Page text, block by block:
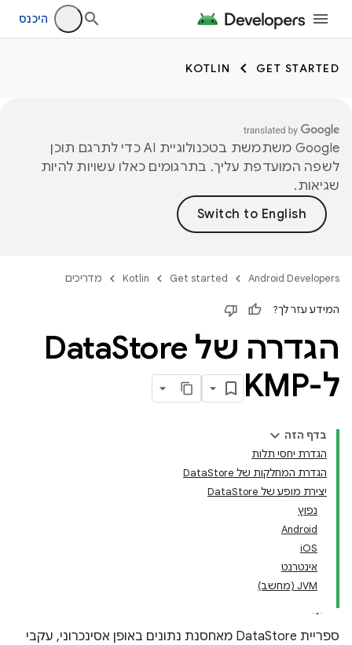
היכנס
GET STARTED
KOTLIN
‫Google משתמשת בטכנולוגיית AI כדי לתרגם תוכן
לשפה המועדפת עליך. בתרגומים כאלו עשויות להיות
שגיאות.
Android Developers
Get started
Kotlin מדריכים
המידע עזר לך?
הגדרה של Data Store
ל-KMP
בדף הזה
הגדרת יחסי תלות
הגדרת המחלקות של DataStore
יצירת מופע של DataStore
נפוץ
Android
iOS
אינטרנט
JVM (מחשב)
ספריית DataStore מאחסנת נתונים באופן אסינכרוני, עקבי